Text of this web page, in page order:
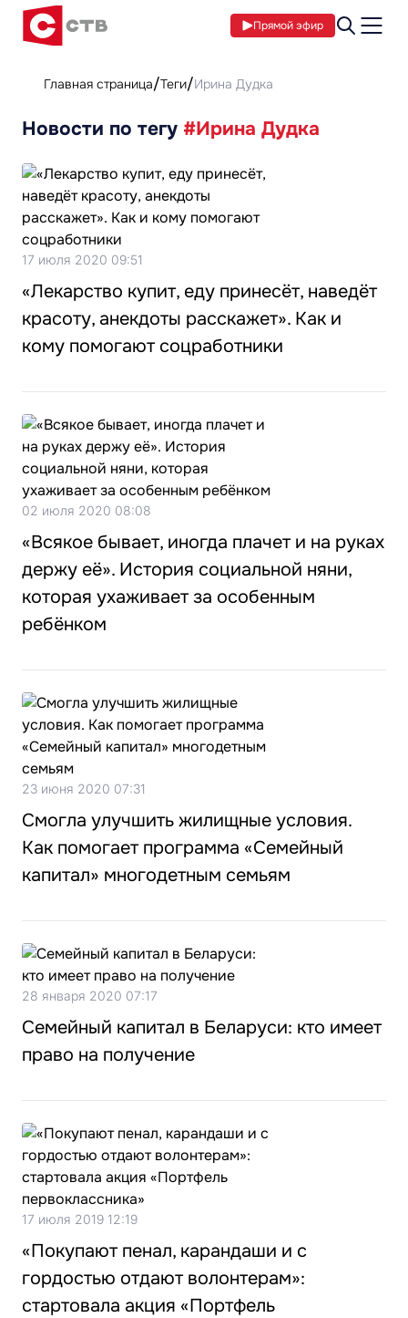
Прямой эфир
Главная страница Теги Ирина Дудка
Новости по тегу #Ирина Дудка
17 июля 2020 09:51
«Лекарство купит, еду принесёт, наведёт
красоту, анекдоты расскажет». Как и
кому помогают соцработники
02 июля 2020 08:08
«Всякое бывает, иногда плачет и на руках
держу её». История социальной няни,
которая ухаживает за особенным
ребёнком
23 июня 2020 07:31
Смогла улучшить жилищные условия.
Как помогает программа «Семейный
капитал» многодетным семьям
28 января 2020 07:17
Семейный капитал в Беларуси: кто имеет
право на получение
17 июля 2019 12:19
«Покупают пенал, карандаши и с
гордостью отдают волонтерам»:
стартовала акция «Портфель